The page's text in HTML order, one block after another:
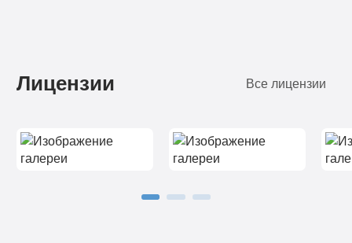
Лицензии Все лицензии